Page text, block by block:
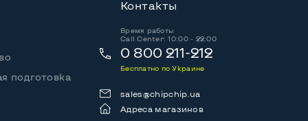
подготовка
Контакты
Время работы
Call Center: 10:00 - 22:00
0 800 211-212
Бесплатно по Украине
sales@chipchip.ua
Адреса магазинов